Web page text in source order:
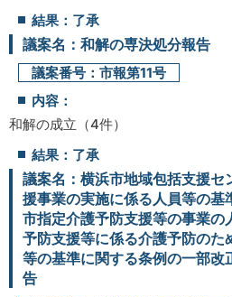
結果：了承
議案名：和解の専決処分報告
議案番号：市報第11号
内容：
和解の成立（4件）
結果：了承
議案名：横浜市地域包括支援セ
援事業の実施に係る人員等の基
市指定介護予防支援等の事業の
予防支援等に係る介護予防のた
等の基準に関する条例の一部改
告